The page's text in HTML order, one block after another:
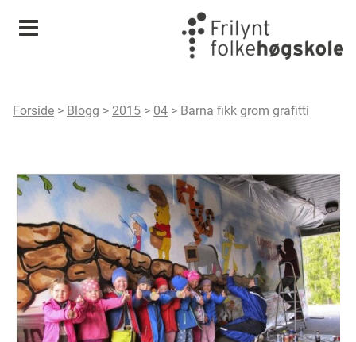
Meny
Forside > Blogg > 2015 > 04 > Barna fikk grom grafitti